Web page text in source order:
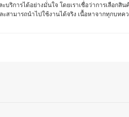
ะบริการได้อย่างมั่นใจ โดยเราเชื่อว่าการเลือก
ะสามารถนำไปใช้งานได้จริง เนื้อหาจากทุกบท